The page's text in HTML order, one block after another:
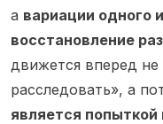
а вариации одного
восстановление
движется вперед
расследовать», а
является попыткой